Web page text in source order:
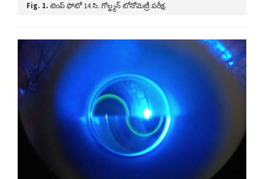
Fig. 1. టెంప్ ఫోటో 14 సి. గోల్డ్మన్ టోనోమెట్రీ పరీక్ష.